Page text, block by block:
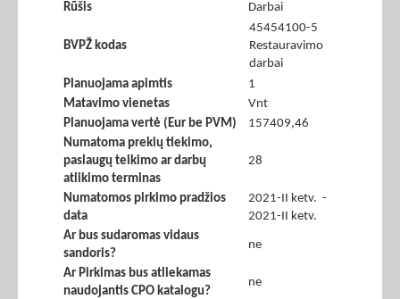
Rūšis
Darbai
BVPŽ kodas
45454100-5
Restauravimo
darbai
Planuojama apimtis
1
Matavimo vienetas
Vnt
Planuojama vertė (Eur be PVM)
157409,46
Numatoma prekių tiekimo,
paslaugų teikimo ar darbų
atlikimo terminas
28
Numatomos pirkimo pradžios
data
2021-II ketv. -
2021-II ketv.
Ar bus sudaromas vidaus
sandoris?
ne
Ar Pirkimas bus atliekamas
naudojantis CPO katalogu?
ne